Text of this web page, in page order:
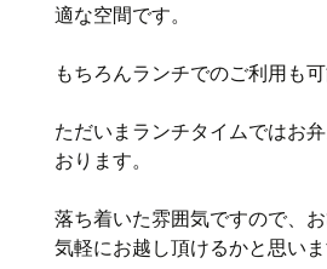
適な空間です。
もちろんランチでのご利用も可
ただいまランチタイムではお
おります。
落ち着いた雰囲気ですので、
気軽にお越し頂けるかと思いま